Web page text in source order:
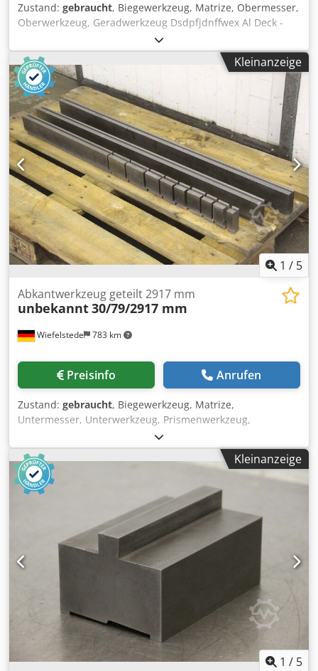
Zustand: gebraucht, Biegewerkzeug, Matrize, Obermesser,
Oberwerkzeug, Geradwerkzeug Dsdpfjdnffwex Al Deck -
Werkzeug für: Abkantpresse -Nut: 25 x 4 mm -Steg: 6 mm -
Stärke: 26 mm -Gesamthöhe: 215 mm -Werkzeuglängen:
430, 240, 76 mm -Rundeisen: Ø 20 mm -Gewicht: 24 kg
Kleinanzeige
1 / 5
Wiefelstede 783 km
Abkantwerkzeug geteilt 2917 mm
unbekannt30/79/2917 mm
Preisinfo Anrufen
Zustand: gebraucht, Biegewerkzeug, Matrize,
Untermesser, Unterwerkzeug, Prismenwerkzeug,
Wendeprisma, 1- teiliger Matrizenblock für
Gesenkbiegemaschine -Werkzeug: für Abkantpresse, 12-
teilig -Prismen: 25° x 10 mm Dcedpfogwdpmsx Al Dek -
Zeichnung: bei den Fotos -Längen: siehe Stückliste bei den
Fotos -Abmessungen ges.: 30/79/2917 mm -Gewicht: 47 kg
Kleinanzeige
1 / 5